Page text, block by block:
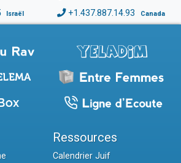
Israël +1.437.887.14.93 Canada
Ressources
Calendrier Juif